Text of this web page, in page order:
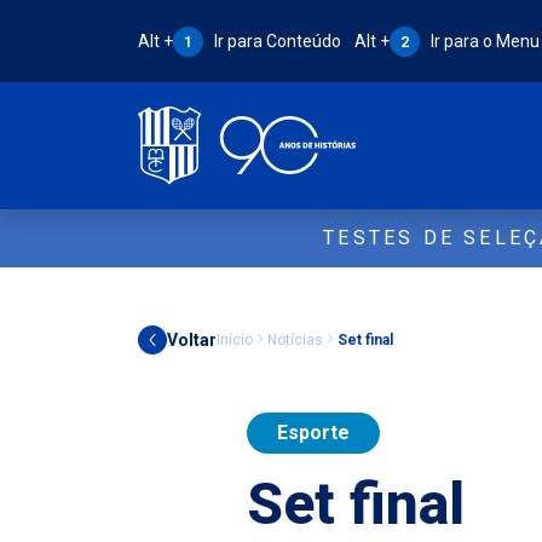
Atalho Alt + 1:
Alt + 1 Ir para Conteúdo Atalho Alt + 2:
Alt + 2 Ir para o Menu
TESTES DE
Voltar Início Notícias Set final
Esporte
Set final